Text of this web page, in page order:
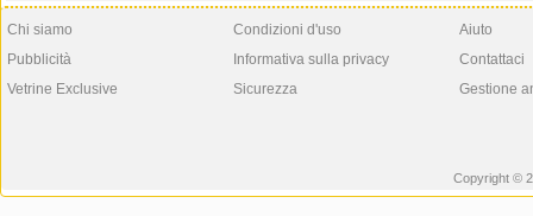
Chi siamo
Pubblicità
Vetrine Exclusive
Condizioni d'uso
Informativa sulla privacy
Sicurezza
Aiuto
Contattaci
Gestione
Copyright ©